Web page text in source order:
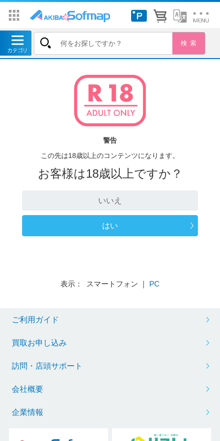
警告
この先は18歳以上のコンテンツになります。
お客様は18歳以上ですか？
いいえ
はい
表示： スマートフォン ｜ PC
ご利用ガイド
買取お申し込み
訪問・店頭サポート
会社概要
企業情報